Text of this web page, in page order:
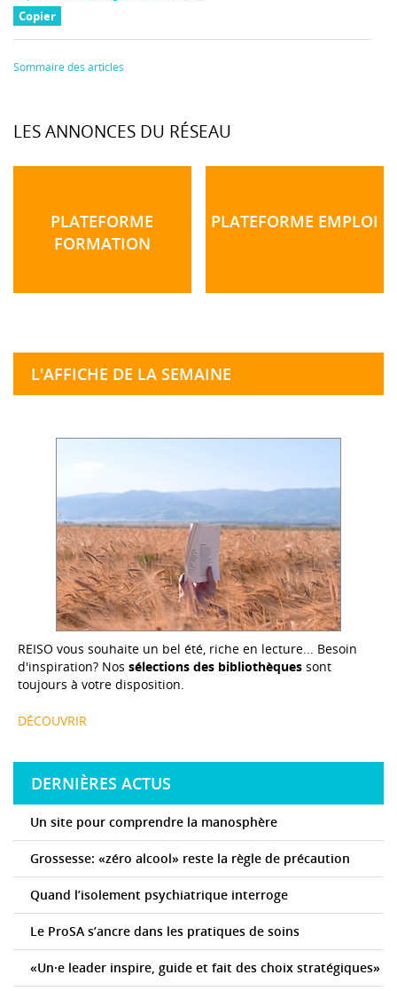
Copier
Sommaire des articles
LES ANNONCES DU RÉSEAU
PLATEFORME
FORMATION
PLATEFORME EMPLOI
L'AFFICHE DE LA SEMAINE
REISO vous souhaite un bel été, riche en lecture... Besoin
d'inspiration? Nos sélections des bibliothèques sont
toujours à votre disposition.
DÉCOUVRIR
DERNIÈRES ACTUS
Un site pour comprendre la manosphère
Grossesse: «zéro alcool» reste la règle de précaution
Quand l’isolement psychiatrique interroge
Le ProSA s’ancre dans les pratiques de soins
«Un·e leader inspire, guide et fait des choix stratégiques»